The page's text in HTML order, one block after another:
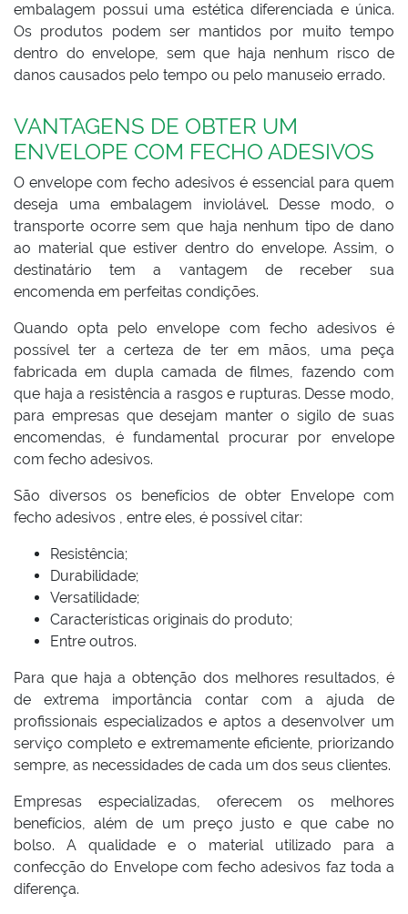
embalagem possui uma estética diferenciada e única.
Os produtos podem ser mantidos por muito tempo
dentro do envelope, sem que haja nenhum risco de
danos causados pelo tempo ou pelo manuseio errado.
VANTAGENS DE OBTER UM
ENVELOPE COM FECHO ADESIVOS
O envelope com fecho adesivos é essencial para quem
deseja uma embalagem inviolável. Desse modo, o
transporte ocorre sem que haja nenhum tipo de dano
ao material que estiver dentro do envelope. Assim, o
destinatário tem a vantagem de receber sua
encomenda em perfeitas condições.
Quando opta pelo envelope com fecho adesivos é
possível ter a certeza de ter em mãos, uma peça
fabricada em dupla camada de filmes, fazendo com
que haja a resistência a rasgos e rupturas. Desse modo,
para empresas que desejam manter o sigilo de suas
encomendas, é fundamental procurar por envelope
com fecho adesivos.
São diversos os benefícios de obter Envelope com
fecho adesivos , entre eles, é possível citar:
Resistência;
Durabilidade;
Versatilidade;
Características originais do produto;
Entre outros.
Para que haja a obtenção dos melhores resultados, é
de extrema importância contar com a ajuda de
profissionais especializados e aptos a desenvolver um
serviço completo e extremamente eficiente, priorizando
sempre, as necessidades de cada um dos seus clientes.
Empresas especializadas, oferecem os melhores
benefícios, além de um preço justo e que cabe no
bolso. A qualidade e o material utilizado para a
confecção do Envelope com fecho adesivos faz toda a
diferença.